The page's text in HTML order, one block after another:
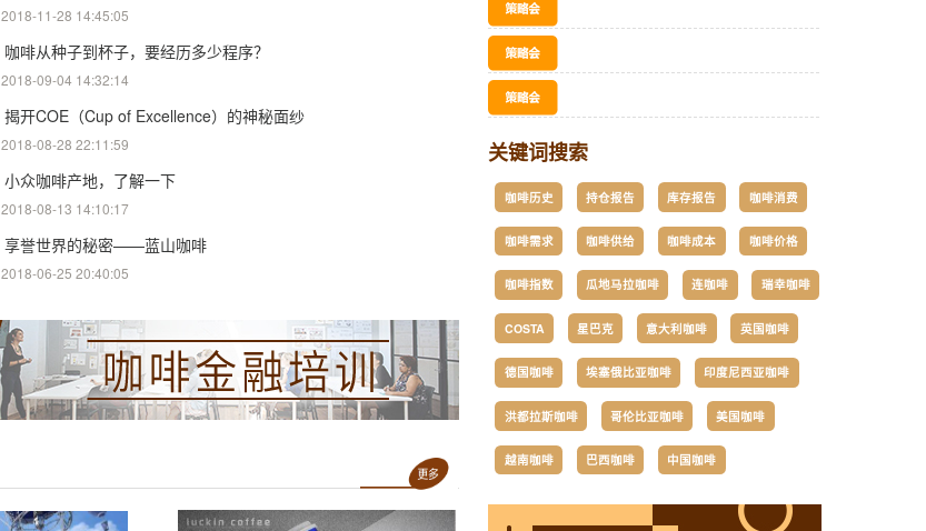
2018-11-28 14:45:05
咖啡从种子到杯子，要经历多少程序？
2018-09-04 14:32:14
揭开COE（Cup of Excellence）的神秘面纱
2018-08-28 22:11:59
小众咖啡产地，了解一下
2018-08-13 14:10:17
享誉世界的秘密——蓝山咖啡
2018-06-25 20:40:05
关键词搜索
咖啡历史 持仓报告 库存报告 咖啡消费
咖啡需求 咖啡供给 咖啡成本 咖啡价格
咖啡指数 瓜地马拉咖啡 连咖啡 瑞幸咖啡
COSTA 星巴克 意大利咖啡 英国咖啡
德国咖啡 埃塞俄比亚咖啡 印度尼西亚咖啡
洪都拉斯咖啡 哥伦比亚咖啡 美国咖啡
越南咖啡 巴西咖啡 中国咖啡